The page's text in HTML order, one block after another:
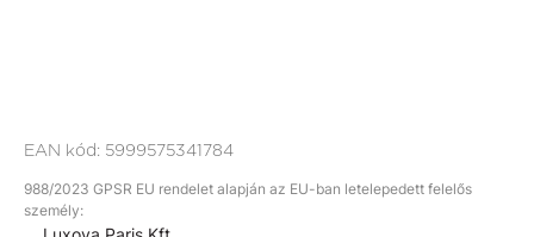
EAN kód: 5999575341784
988/2023 GPSR EU rendelet alapján az EU-ban letelepedett felelős
személy: